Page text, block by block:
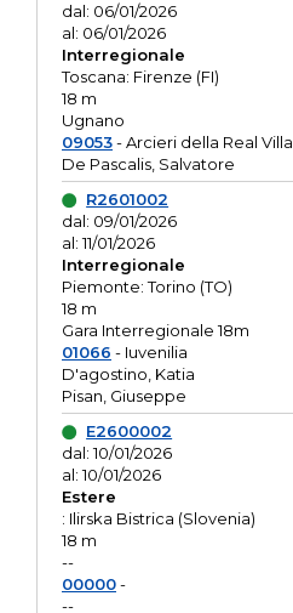
dal: 06/01/2026
al: 06/01/2026
Interregionale
Toscana: Firenze (FI)
18 m
Ugnano
09053- Arcieri della Real Villa
De Pascalis, Salvatore
R2601002
dal: 09/01/2026
al: 11/01/2026
Interregionale
Piemonte: Torino (TO)
18 m
Gara Interregionale 18m
01066 - Iuvenilia
D'agostino, Katia
Pisan, Giuseppe
E2600002
dal: 10/01/2026
al: 10/01/2026
Estere
: Ilirska Bistrica (Slovenia)
18 m
--
00000-
--